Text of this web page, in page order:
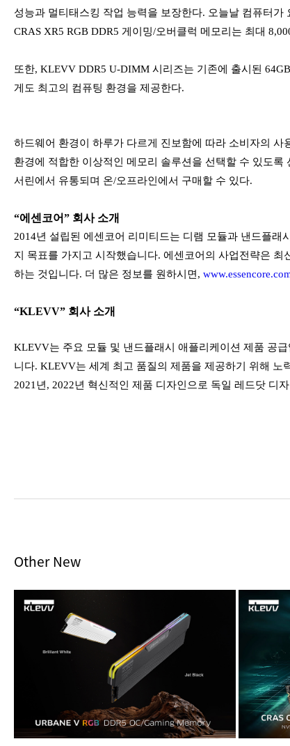
성능과 멀티태스킹 작업 능력을 보장한다. 오늘날 컴퓨터
CRAS XR5 RGB DDR5 게이밍/오버클럭 메모리는 최대
또한, KLEVV DDR5 U-DIMM 시리즈는 기존에 출시된
게도 최고의 컴퓨팅 환경을 제공한다.
하드웨어 환경이 하루가 다르게 진보함에 따라 소비자의
환경에 적합한 이상적인 메모리 솔루션을 선택할 수 있도
서린에서 유통되며 온/오프라인에서 구매할 수 있다.
“에센코어” 회사 소개
2014년 설립된 에센코어 리미티드는 디램 모듈과 낸드플
지 목표를 가지고 시작했습니다. 에센코어의 사업전략은
하는 것입니다. 더 많은 정보를 원하시면,
“KLEVV” 회사 소개
KLEVV는 주요 모듈 및 낸드플래시 애플리케이션 제품 공
니다. KLEVV는 세계 최고 품질의 제품을 제공하기 위해 노
2021년, 2022년 혁신적인 제품 디자인으로 독일 레드닷 디
Other New